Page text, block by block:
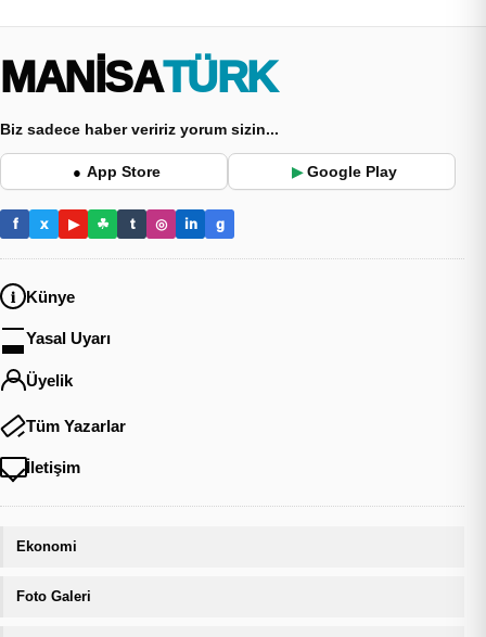
MANİSA TÜRK
Biz sadece haber veririz yorum sizin...
● App Store ▶ Google Play
f x ▶ ☘ t ◎ in g
Künye
Yasal Uyarı
Üyelik
Tüm Yazarlar
İletişim
Ekonomi
Foto Galeri